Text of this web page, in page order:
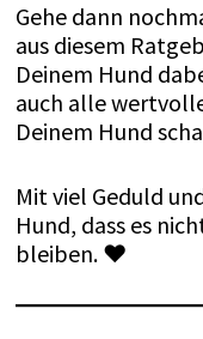
Gehe dann
aus diesem
Deinem Hund
auch alle
Deinem Hund
Mit viel Geduld
Hund, dass es
bleiben. ♥